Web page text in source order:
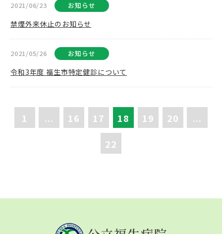
2021/06/23 お知らせ
禁煙外来休止のお知らせ
2021/05/26 お知らせ
令和3年度 福生市特定健診について
1 ... 16 17 18 19 20
...
22